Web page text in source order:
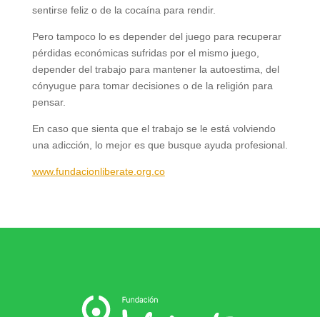
sentirse feliz o de la cocaína para rendir.
Pero tampoco lo es depender del juego para recuperar
pérdidas económicas sufridas por el mismo juego,
depender del trabajo para mantener la autoestima, del
cónyugue para tomar decisiones o de la religión para
pensar.
En caso que sienta que el trabajo se le está volviendo
una adicción, lo mejor es que busque ayuda profesional.
www.fundacionliberate.org.co